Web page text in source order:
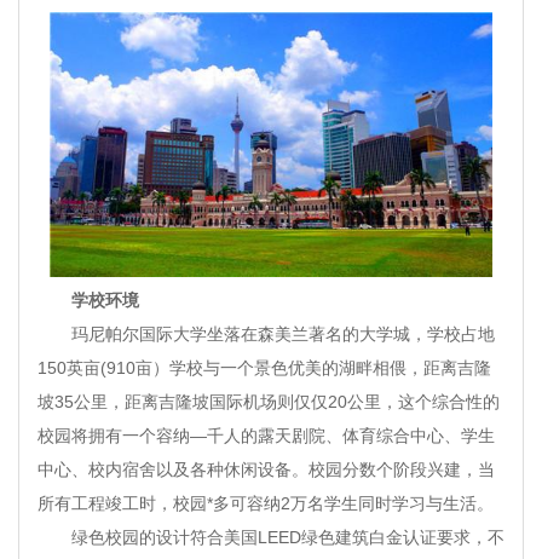
学校环境
玛尼帕尔国际大学坐落在森美兰著名的大学城，学校占地
150英亩(910亩）学校与一个景色优美的湖畔相偎，距离吉隆
坡35公里，距离吉隆坡国际机场则仅仅20公里，这个综合性的
校园将拥有一个容纳—千人的露天剧院、体育综合中心、学生
中心、校内宿舍以及各种休闲设备。校园分数个阶段兴建，当
所有工程竣工时，校园*多可容纳2万名学生同时学习与生活。
绿色校园的设计符合美国LEED绿色建筑白金认证要求，不